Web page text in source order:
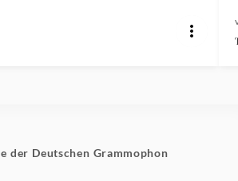
der Deutschen Grammophon